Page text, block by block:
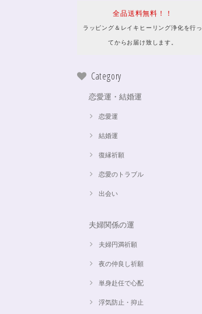
全品送料無料！！
ラッピング＆レイキヒーリング浄化を行っ
てからお届け致します。
Category
恋愛運・結婚運
恋愛運
結婚運
復縁祈願
恋愛のトラブル
出会い
夫婦関係の運
夫婦円満祈願
夜の仲良し祈願
単身赴任で心配
浮気防止・抑止